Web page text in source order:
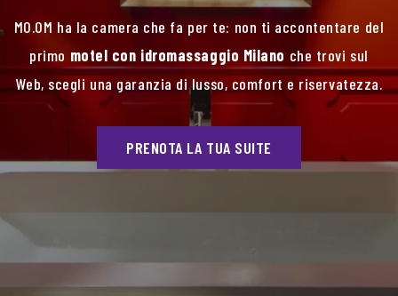
MO.OM ha la camera che fa per te: non ti accontentare del
primo motel con idromassaggio Milano che trovi sul
Web, scegli una garanzia di lusso, comfort e riservatezza.
PRENOTA LA TUA SUITE